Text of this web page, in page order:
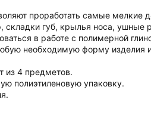
проработать самые мелкие
губ, крылья носа, ушные
в работе с полимерной
необходимую форму изделия
из 4 предметов.
полиэтиленовую упаковку.